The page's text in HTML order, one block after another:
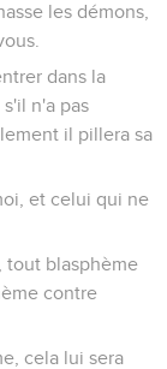
les démons,
dans la
n'a pas
il pillera sa
et celui qui ne
tout blasphème
contre
cela lui sera